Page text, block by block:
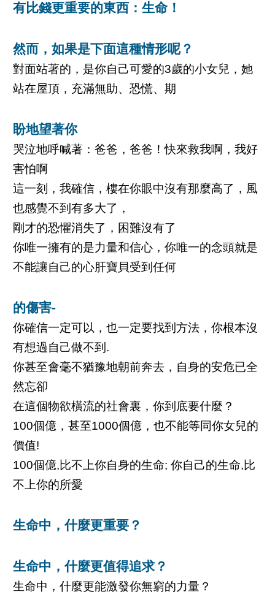
有比錢更重要的東西：生命！
然而，如果是下面這種情形呢？
對面站著的，是你自己可愛的3歲的小女兒，她
站在屋頂，充滿無助、恐慌、期
盼地望著你
哭泣地呼喊著：爸爸，爸爸！快來救我啊，我好
害怕啊
這一刻，我確信，樓在你眼中沒有那麼高了，風
也感覺不到有多大了，
剛才的恐懼消失了，困難沒有了
你唯一擁有的是力量和信心，你唯一的念頭就是
不能讓自己的心肝寶貝受到任何
的傷害-
你確信一定可以，也一定要找到方法，你根本沒
有想過自己做不到.
你甚至會毫不猶豫地朝前奔去，自身的安危已全
然忘卻
在這個物欲橫流的社會裏，你到底要什麼？
100個億，甚至1000個億，也不能等同你女兒的
價值!
100個億,比不上你自身的生命; 你自己的生命,比
不上你的所愛
生命中，什麼更重要？
生命中，什麼更值得追求？
生命中，什麼更能激發你無窮的力量？